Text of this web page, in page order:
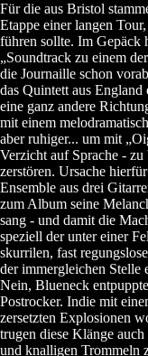
Für die aus Bristol
Etappe einer langen
führen sollte. Im Gepäck
„Soundtrack zu einem
die Journaille schon
das Quintett aus
eine ganz andere
mit einem
aber ruhiger... um mit
Verzicht auf Sprache -
zerstören. Ursache
Ensemble aus drei
zum Album seine
sang - und damit die
speziell der unter einer
skurrilen, fast
der immergleichen Stelle
Nein, Blueneck
Postrocker. Indie mit
zersetzten Explosionen
trugen diese Klänge
und knalligen Trommeln